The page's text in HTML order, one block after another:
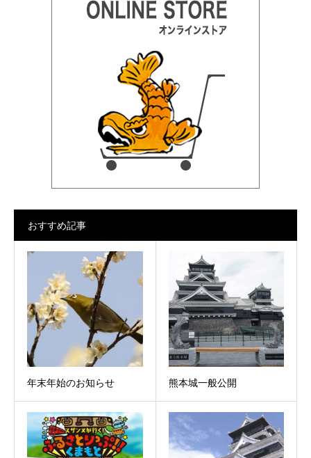
おすすめ記事
年末年始のお知らせ 熊本城一般公開